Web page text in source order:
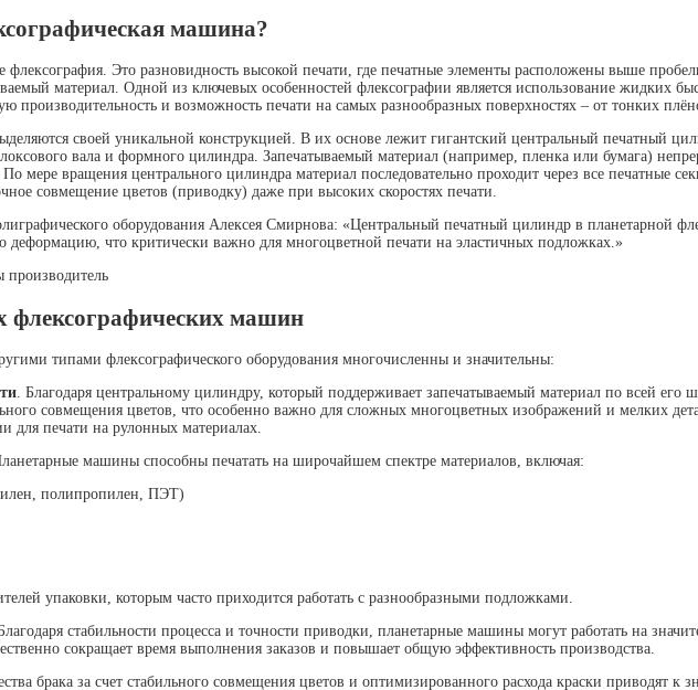
машина?
флексография. Это разновидность высокой печати, где печатные элементы расположены выше
материал. Одной из ключевых особенностей флексографии является использование жидких
производительность и возможность печати на самых разнообразных поверхностях – от тонких
своей уникальной конструкцией. В их основе лежит гигантский центральный печатный
вала и формного цилиндра. Запечатываемый материал (например, пленка или бумага)
мере вращения центрального цилиндра материал последовательно проходит через все печатные
совмещение цветов (приводку) даже при высоких скоростях печати.
оборудования Алексея Смирнова: «Центральный печатный цилиндр в планетарной
деформацию, что критически важно для многоцветной печати на эластичных подложках.»
флексографических машин
типами флексографического оборудования многочисленны и значительны:
. Благодаря центральному цилиндру, который поддерживает запечатываемый материал по всей его
совмещения цветов, что особенно важно для сложных многоцветных изображений и мелких
для печати на рулонных материалах.
машины способны печатать на широчайшем спектре материалов, включая:
полипропилен, ПЭТ)
упаковки, которым часто приходится работать с разнообразными подложками.
стабильности процесса и точности приводки, планетарные машины могут работать на
сокращает время выполнения заказов и повышает общую эффективность производства.
брака за счет стабильного совмещения цветов и оптимизированного расхода краски приводят к